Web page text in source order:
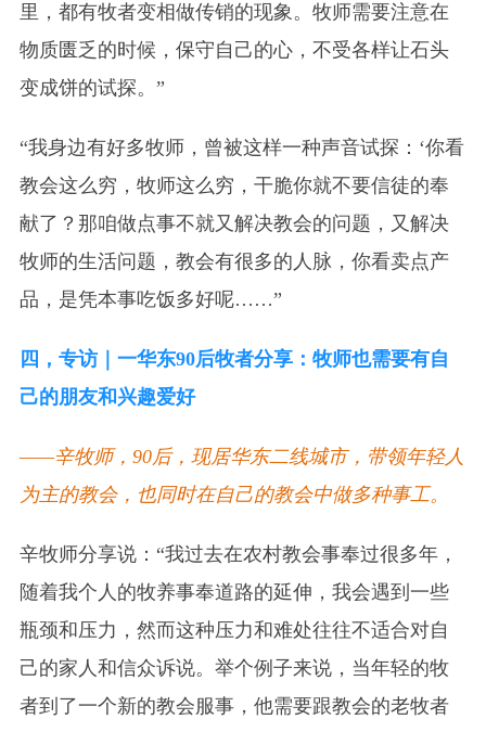
里，都有牧者变相做传销的现象。牧师需要注意在
物质匮乏的时候，保守自己的心，不受各样让石头
变成饼的试探。”
“我身边有好多牧师，曾被这样一种声音试探：‘你看
教会这么穷，牧师这么穷，干脆你就不要信徒的奉
献了？那咱做点事不就又解决教会的问题，又解决
牧师的生活问题，教会有很多的人脉，你看卖点产
品，是凭本事吃饭多好呢……”
四，专访｜一华东90后牧者分享：牧师也需要有自
己的朋友和兴趣爱好
——辛牧师，90后，现居华东二线城市，带领年轻人
为主的教会，也同时在自己的教会中做多种事工。
辛牧师分享说：“我过去在农村教会事奉过很多年，
随着我个人的牧养事奉道路的延伸，我会遇到一些
瓶颈和压力，然而这种压力和难处往往不适合对自
己的家人和信众诉说。举个例子来说，当年轻的牧
者到了一个新的教会服事，他需要跟教会的老牧者